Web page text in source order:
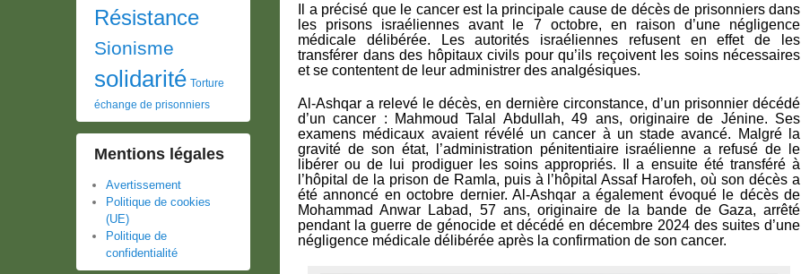
Il a précisé que le cancer est la principale cause de décès de prisonniers dans
les prisons israéliennes avant le 7 octobre, en raison d’une négligence
médicale délibérée. Les autorités israéliennes refusent en effet de les
transférer dans des hôpitaux civils pour qu’ils reçoivent les soins nécessaires
et se contentent de leur administrer des analgésiques.
Al-Ashqar a relevé le décès, en dernière circonstance, d’un prisonnier décédé
d’un cancer : Mahmoud Talal Abdullah, 49 ans, originaire de Jénine. Ses
examens médicaux avaient révélé un cancer à un stade avancé. Malgré la
gravité de son état, l’administration pénitentiaire israélienne a refusé de le
libérer ou de lui prodiguer les soins appropriés. Il a ensuite été transféré à
l’hôpital de la prison de Ramla, puis à l’hôpital Assaf Harofeh, où son décès a
été annoncé en octobre dernier. Al-Ashqar a également évoqué le décès de
Mohammad Anwar Labad, 57 ans, originaire de la bande de Gaza, arrêté
pendant la guerre de génocide et décédé en décembre 2024 des suites d’une
négligence médicale délibérée après la confirmation de son cancer.
Résistance
Sionisme
solidarité Torture
échange de prisonniers
Mentions légales
Avertissement
Politique de cookies
(UE)
Politique de
confidentialité